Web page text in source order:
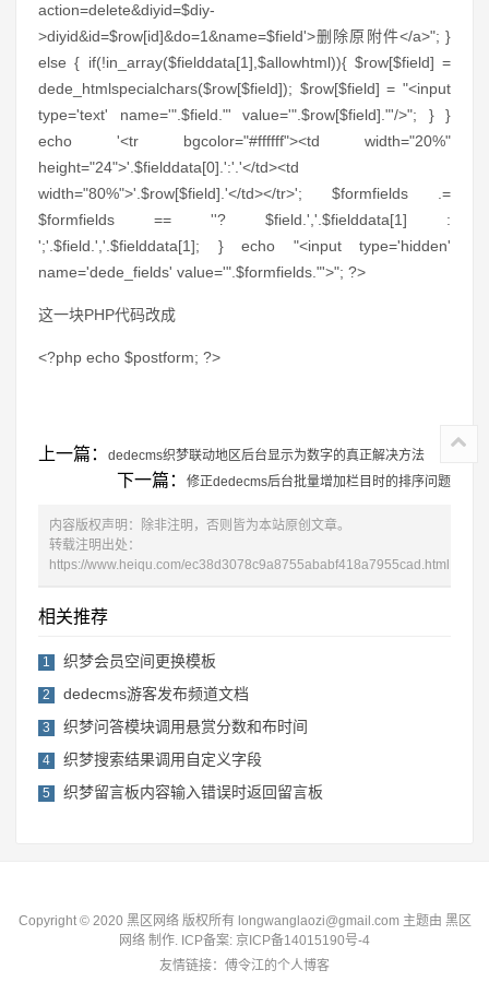
action=delete&diyid=$diy-
>diyid&id=$row[id]&do=1&name=$field'>删除原附件</a>"; }
else { if(!in_array($fielddata[1],$allowhtml)){ $row[$field] =
dede_htmlspecialchars($row[$field]); $row[$field] = "<input
type='text' name='".$field."' value='".$row[$field]."'/>"; } }
echo '<tr bgcolor="#ffffff"><td width="20%"
height="24">'.$fielddata[0].':'.'</td><td
width="80%">'.$row[$field].'</td></tr>'; $formfields .=
$formfields == ''? $field.','.$fielddata[1] :
';'.$field.','.$fielddata[1]; } echo "<input type='hidden'
name='dede_fields' value='".$formfields."'>"; ?>
这一块PHP代码改成
<?php echo $postform; ?>
上一篇： dedecms织梦联动地区后台显示为数字的真正解决方法
下一篇： 修正dedecms后台批量增加栏目时的排序问题
内容版权声明：除非注明，否则皆为本站原创文章。
转载注明出处：
https://www.heiqu.com/ec38d3078c9a8755ababf418a7955cad.html
相关推荐
1 织梦会员空间更换模板
2 dedecms游客发布频道文档
3 织梦问答模块调用悬赏分数和布时间
4 织梦搜索结果调用自定义字段
5 织梦留言板内容输入错误时返回留言板
Copyright © 2020 黑区网络 版权所有 longwanglaozi@gmail.com 主题由 黑区
网络 制作. ICP备案: 京ICP备14015190号-4
友情链接： 傅令江的个人博客